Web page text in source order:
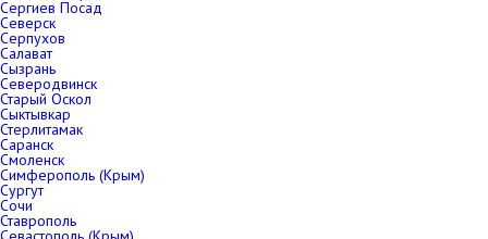
Сергиев Посад
Северск
Серпухов
Салават
Сызрань
Северодвинск
Старый Оскол
Сыктывкар
Стерлитамак
Саранск
Смоленск
Симферополь (Крым)
Сургут
Сочи
Ставрополь